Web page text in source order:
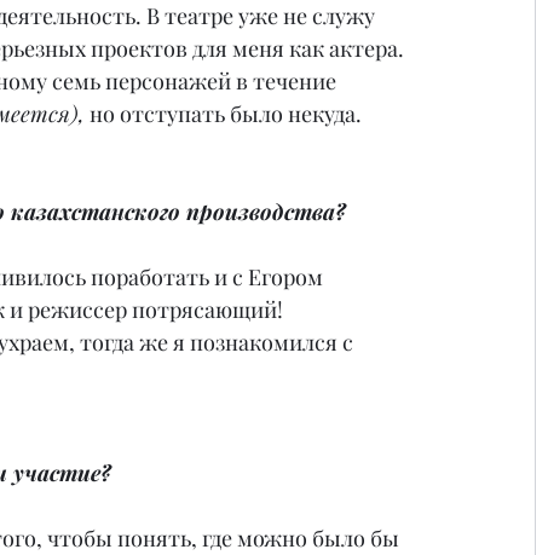
В театре уже не служу
проектов для меня как актера.
семь персонажей в течение
но отступать было некуда.
производства?
поработать и с Егором
и режиссер потрясающий!
тогда же я познакомился с
чтобы понять, где можно было бы